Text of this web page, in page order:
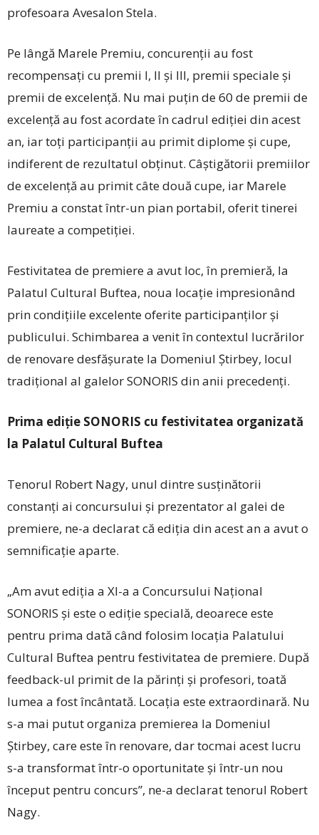
profesoara ­Avesalon Stela.
Pe lângă Marele Premiu, concurenții au fost
recompensați cu premii I, II și III, premii speciale și
premii de excelență. Nu mai puțin de 60 de premii de
excelență au fost acordate în cadrul ediției din acest
an, iar toți participanții au primit diplome și cupe,
indiferent de rezultatul obținut. Câștigătorii premiilor
de excelență au primit câte două cupe, iar Marele
Premiu a constat într-un pian portabil, oferit tinerei
laureate a competiției.
Festivitatea de premiere a avut loc, în premieră, la
Palatul Cultural Buftea, noua locație impresionând
prin con­dițiile excelente oferite participanților și
publicului. Schimbarea a venit în contextul lucrărilor
de renovare desfășurate la Domeniul Știrbey, locul
tradițional al galelor SONORIS din anii precedenți.
Prima ediție SONORIS cu festivitatea organizată
la Palatul Cultural Buftea
Tenorul Robert ­Nagy, unul dintre susținătorii
constanți ai concursului și prezentator al galei de
premiere, ne-a declarat că ediția din acest an a avut o
semnificație aparte.
„Am avut ediția a ­XI-a a Concursului Național
SONORIS și este o ediție specială, deoarece este
pentru prima dată când folosim locația Palatului
Cultural Buftea pentru festivitatea de premiere. După
feedback-ul primit de la părinți și profesori, toată
lumea a fost încântată. Locația este extraordinară. Nu
s-a mai putut organiza premierea la Domeniul
Știrbey, care este în renovare, dar tocmai acest lucru
s-a transformat într-o oportunitate și într-un nou
început pentru concurs”, ne-a declarat tenorul Robert
Nagy.